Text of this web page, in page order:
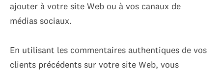
ajouter à votre site Web ou à vos canaux de
médias sociaux.
En utilisant les commentaires authentiques de vos
clients précédents sur votre site Web, vous